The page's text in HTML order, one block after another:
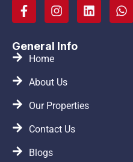
General Info
Home
About Us
Our Properties
Contact Us
Blogs